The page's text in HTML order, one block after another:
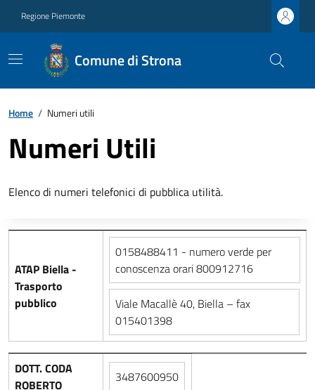
Regione Piemonte
Comune di Strona
Home / Numeri utili
Numeri Utili
Elenco di numeri telefonici di pubblica utilità.
ATAP Biella -
Trasporto
pubblico
0158488411 - numero verde per
conoscenza orari 800912716
Viale Macallè 40, Biella – fax
015401398
DOTT. CODA
ROBERTO
3487600950